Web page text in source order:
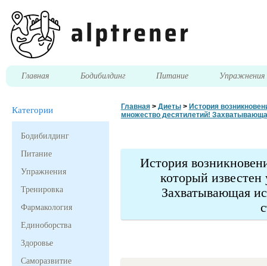
Главная Бодибилдинг Питание Упражнения
Категории
Бодибилдинг
Питание
Упражнения
Тренировка
Фармакология
Единоборства
Здоровье
Саморазвитие
Главная> Диеты> История
множество десятилетий!
История
который
Захватывающая